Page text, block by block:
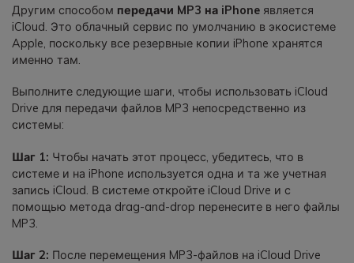
Другим способом передачи MP3 на iPhone является
iCloud. Это облачный сервис по умолчанию в экосистеме
Apple, поскольку все резервные копии iPhone хранятся
именно там.
Выполните следующие шаги, чтобы использовать iCloud
Drive для передачи файлов MP3 непосредственно из
системы:
Шаг 1: Чтобы начать этот процесс, убедитесь, что в
системе и на iPhone используется одна и та же учетная
запись iCloud. В системе откройте iCloud Drive и с
помощью метода drag-and-drop перенесите в него файлы
MP3.
Шаг 2: После перемещения MP3-файлов на iCloud Drive